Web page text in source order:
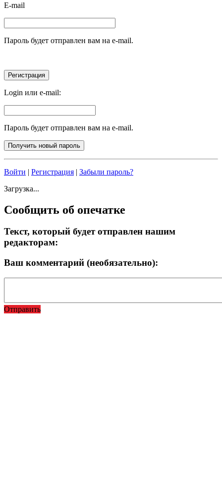
E-mail
Пароль будет отправлен вам на e-mail.
Login или e-mail:
Пароль будет отправлен вам на e-mail.
Войти | Регистрация | Забыли пароль?
Загрузка...
Сообщить об опечатке
Текст, который будет отправлен нашим
редакторам:
Ваш комментарий (необязательно):
Отправить